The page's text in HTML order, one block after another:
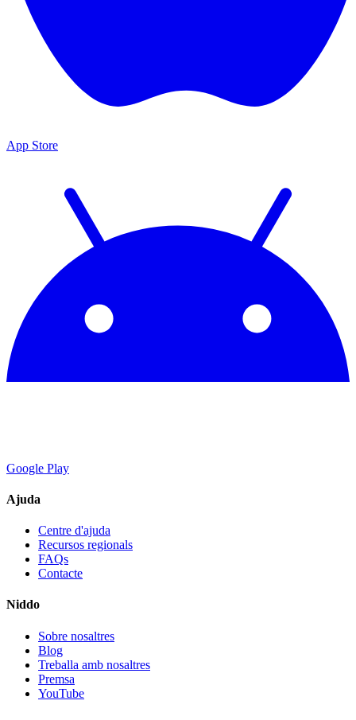
App Store
Google Play
Ajuda
Centre d'ajuda
Recursos regionals
FAQs
Contacte
Niddo
Sobre nosaltres
Blog
Treballa amb nosaltres
Premsa
YouTube